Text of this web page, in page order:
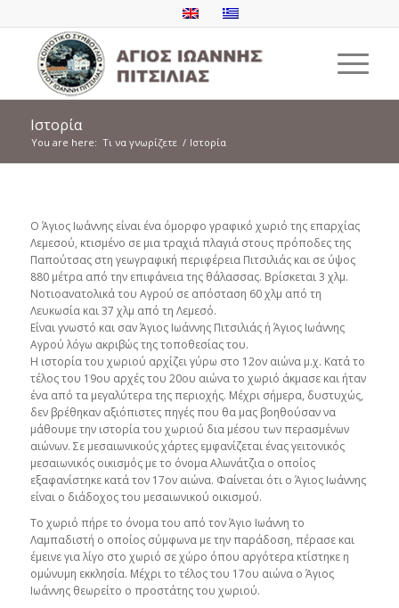
Ιστορία
You are here: Τι να γνωρίζετε / Ιστορία
Ο Άγιος Ιωάννης είναι ένα όμορφο γραφικό χωριό της επαρχίας
Λεμεσού, κτισμένο σε μια τραχιά πλαγιά στους πρόποδες της
Παπούτσας στη γεωγραφική περιφέρεια Πιτσιλιάς και σε ύψος
880 μέτρα από την επιφάνεια της θάλασσας. Βρίσκεται 3 χλμ.
Νοτιοανατολικά του Αγρού σε απόσταση 60 χλμ από τη
Λευκωσία και 37 χλμ από τη Λεμεσό.
Είναι γνωστό και σαν Άγιος Ιωάννης Πιτσιλιάς ή Άγιος Ιωάννης
Αγρού λόγω ακριβώς της τοποθεσίας του.
Η ιστορία του χωριού αρχίζει γύρω στο 12ον αιώνα μ.χ. Κατά το
τέλος του 19ου αρχές του 20ου αιώνα το χωριό άκμασε και ήταν
ένα από τα μεγαλύτερα της περιοχής. Μέχρι σήμερα, δυστυχώς,
δεν βρέθηκαν αξιόπιστες πηγές που θα μας βοηθούσαν να
μάθουμε την ιστορία του χωριού δια μέσου των περασμένων
αιώνων. Σε μεσαιωνικούς χάρτες εμφανίζεται ένας γειτονικός
μεσαιωνικός οικισμός με το όνομα Αλωνάτζια ο οποίος
εξαφανίστηκε κατά τον 17ον αιώνα. Φαίνεται ότι ο Άγιος Ιωάννης
είναι ο διάδοχος του μεσαιωνικού οικισμού.
Το χωριό πήρε το όνομα του από τον Άγιο Ιωάννη το
Λαμπαδιστή ο οποίος σύμφωνα με την παράδοση, πέρασε και
έμεινε για λίγο στο χωριό σε χώρο όπου αργότερα κτίστηκε η
ομώνυμη εκκλησία. Μέχρι το τέλος του 17ου αιώνα ο Άγιος
Ιωάννης θεωρείτο ο προστάτης του χωριού.